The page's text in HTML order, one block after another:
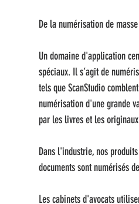
De la numérisation de
Un domaine d'application
spéciaux. Il s’agit de
tels que ScanStudio
numérisation d'une grande
par les livres et les
Dans l'industrie, nos
documents sont numérisés
Les cabinets d'avocats